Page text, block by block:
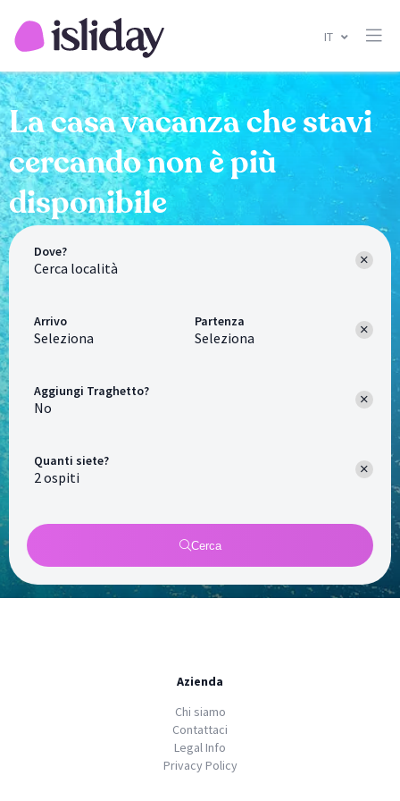
IT
La casa vacanza che stavi
cercando non è più
disponibile
Dove?
Arrivo
Seleziona
Partenza
Seleziona
Quanti siete?
Aggiungi Traghetto?
No
Cerca
Azienda
Chi siamo
Contattaci
Legal Info
Privacy Policy